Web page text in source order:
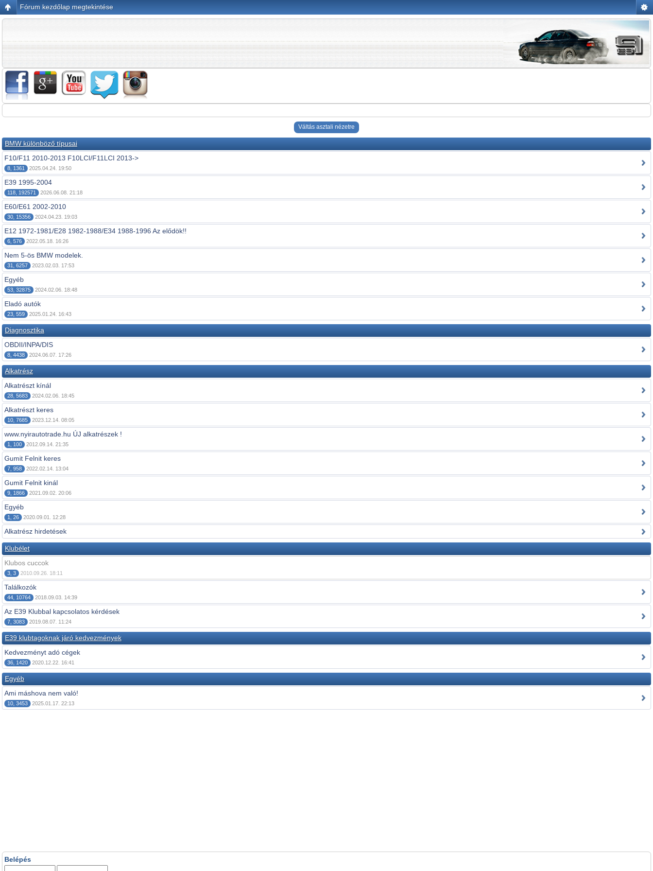
Fórum kezdőlap megtekintése
Váltás asztali nézetre
BMW különböző típusai
F10/F11 2010-2013 F10LCI/F11LCI 2013->
8, 1361 2025.04.24. 19:50
E39 1995-2004
118, 192571 2026.06.08. 21:18
E60/E61 2002-2010
30, 15356 2024.04.23. 19:03
E12 1972-1981/E28 1982-1988/E34 1988-1996 Az elődök!!
6, 576 2022.05.18. 16:26
Nem 5-ös BMW modelek.
31, 6257 2023.02.03. 17:53
Egyéb
53, 32875 2024.02.06. 18:48
Eladó autók
23, 559 2025.01.24. 16:43
Diagnosztika
OBDII/INPA/DIS
8, 4438 2024.06.07. 17:26
Alkatrész
Alkatrészt kínál
28, 5683 2024.02.06. 18:45
Alkatrészt keres
10, 7685 2023.12.14. 08:05
www.nyirautotrade.hu ÚJ alkatrészek !
1, 100 2012.09.14. 21:35
Gumit Felnit keres
7, 958 2022.02.14. 13:04
Gumit Felnit kinál
9, 1866 2021.09.02. 20:06
Egyéb
1, 26 2020.09.01. 12:28
Alkatrész hirdetések
Klubélet
Klubos cuccok
3, 3 2010.09.26. 18:11
Találkozók
44, 10764 2018.09.03. 14:39
Az E39 Klubbal kapcsolatos kérdések
7, 3083 2019.08.07. 11:24
E39 klubtagoknak járó kedvezmények
Kedvezményt adó cégek
36, 1420 2020.12.22. 16:41
Egyéb
Ami máshova nem való!
10, 3453 2025.01.17. 22:13
Belépés